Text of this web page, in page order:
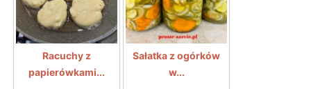
Racuchy z
papierówkami...
Sałatka z ogórków
w...